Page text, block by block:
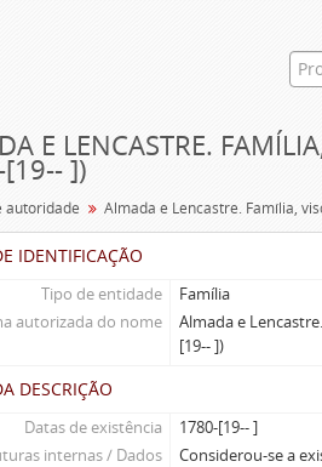
E LENCASTRE.
])
autoridade
IDENTIFICAÇÃO
Tipo de entidade
Família
autorizada do nome
Almada e
[19-- ])
DESCRIÇÃO
Datas de existência
1780-[19-- ]
internas / Dados
Considerou-se a